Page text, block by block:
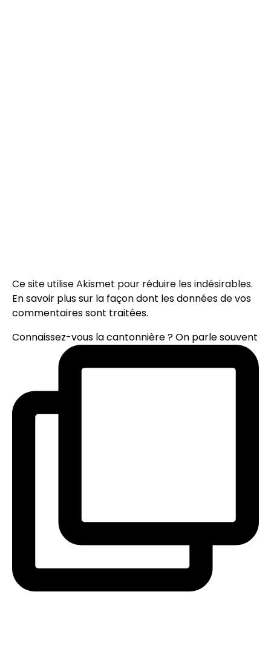
Ce site utilise Akismet pour réduire les indésirables.
En savoir plus sur la façon dont les données de vos
commentaires sont traitées.
Connaissez-vous la cantonnière ? On parle souvent